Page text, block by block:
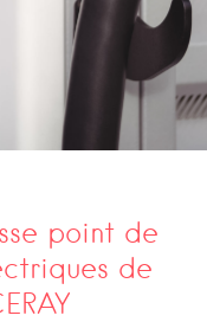
point de
de